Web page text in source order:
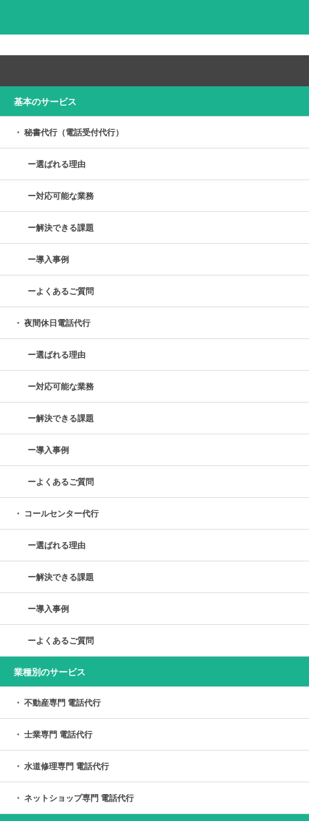
基本のサービス
秘書代行（電話受付代行）
選ばれる理由
対応可能な業務
解決できる課題
導入事例
よくあるご質問
夜間休日電話代行
選ばれる理由
対応可能な業務
解決できる課題
導入事例
よくあるご質問
コールセンター代行
選ばれる理由
解決できる課題
導入事例
よくあるご質問
業種別のサービス
不動産専門 電話代行
士業専門 電話代行
水道修理専門 電話代行
ネットショップ専門 電話代行